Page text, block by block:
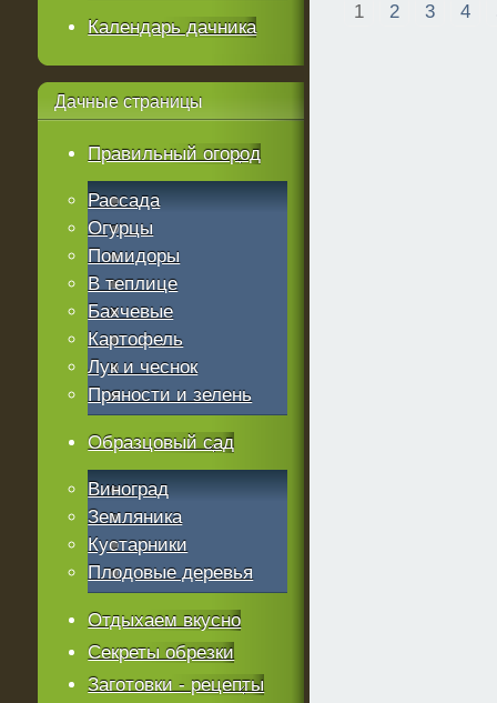
1 2 3 4
Календарь дачника
Дачные страницы
Правильный огород
Рассада
Огурцы
Помидоры
В теплице
Бахчевые
Картофель
Лук и чеснок
Пряности и зелень
Образцовый сад
Виноград
Земляника
Кустарники
Плодовые деревья
Отдыхаем вкусно
Секреты обрезки
Заготовки - рецепты